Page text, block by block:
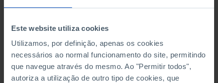
Este website utiliza cookies
Utilizamos, por definição, apenas os cookies
necessários ao normal funcionamento do site, permitindo
que navegue através do mesmo. Ao "Permitir todos",
autoriza a utilização de outro tipo de cookies, que